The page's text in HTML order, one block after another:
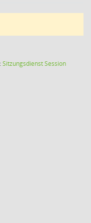
SitzungsdienstSession(Wird in